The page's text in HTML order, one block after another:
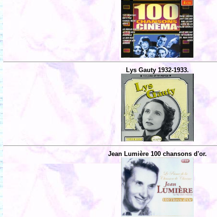
Lys Gauty 1932-1933.
Jean Lumière 100 chansons d'or.